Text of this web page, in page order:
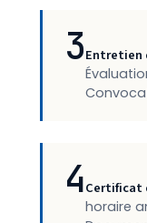
3Entretien
4Certificat
horaire